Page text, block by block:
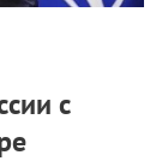
с